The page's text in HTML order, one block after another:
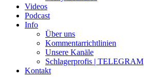
Videos
Podcast
Info
Über uns
Kommentarrichtlinien
Unsere Kanäle
Schlagerprofis | TELEGRAM
Kontakt